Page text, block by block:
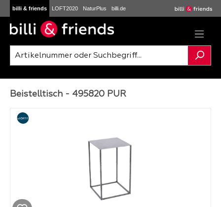
Zum Hauptinhalt springen
billi & friends LOFT2020 NaturPlus billi.de
Bildergalerie überspringen
Beistelltisch - 495820 PUR